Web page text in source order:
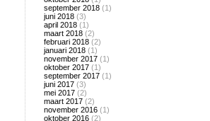
september 2018 (1)
juni 2018 (3)
april 2018 (1)
maart 2018 (2)
februari 2018 (2)
januari 2018 (1)
november 2017 (1)
oktober 2017 (1)
september 2017 (1)
juni 2017 (3)
mei 2017 (2)
maart 2017 (2)
november 2016 (1)
oktober 2016 (2)